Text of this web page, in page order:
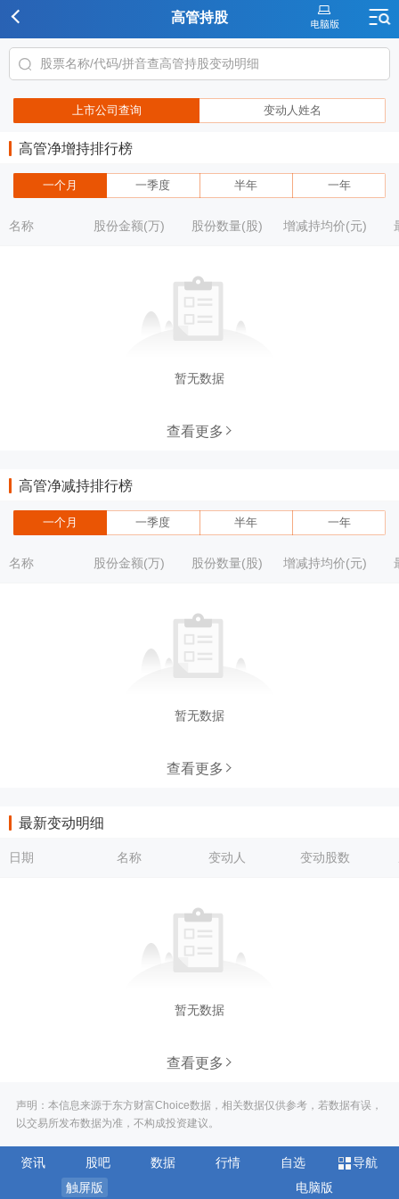
高管持股
上市公司查询 变动人姓名
高管净增持排行榜
一个月 一季度 半年 一年
名称 股份金额(万) 股份数量(股) 增减持均价(元)
暂无数据
查看更多
高管净减持排行榜
一个月 一季度 半年 一年
名称 股份金额(万) 股份数量(股) 增减持均价(元)
暂无数据
查看更多
最新变动明细
日期 名称 变动人 变动股数
暂无数据
查看更多
声明：本信息来源于东方财富Choice数据，相关数据仅供参考，若数据有误，
以交易所发布数据为准，不构成投资建议。
资讯 股吧 数据 行情 自选
导航
触屏版
电脑版